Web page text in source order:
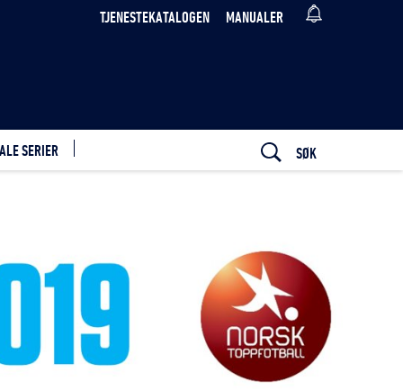
TJENESTEKATALOGEN MANUALER
SERIER SØK